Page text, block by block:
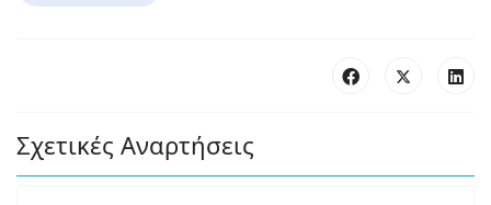
Σχετικές Αναρτήσεις